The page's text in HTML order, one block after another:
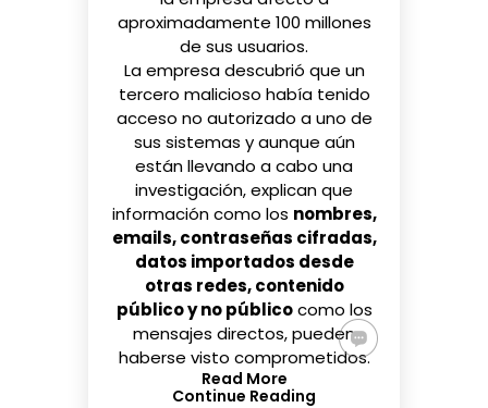
aproximadamente 100 millones
de sus usuarios.
La empresa descubrió que un
tercero malicioso había tenido
acceso no autorizado a uno de
sus sistemas y aunque aún
están llevando a cabo una
investigación, explican que
información como los nombres,
emails, contraseñas cifradas,
datos importados desde
otras redes, contenido
público y no públicocomo los
mensajes directos, pueden
haberse visto comprometidos.
Read More
Continue Reading